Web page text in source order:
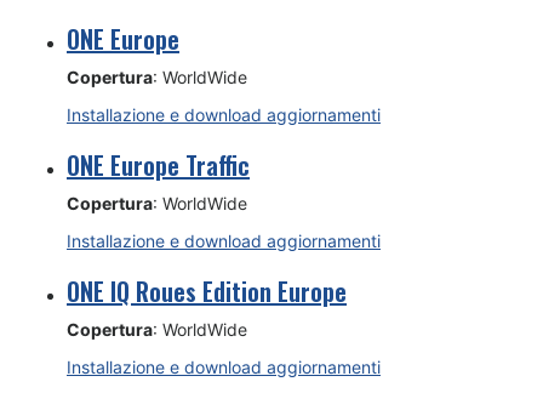
ONE Europe
Copertura: WorldWide
Installazione e download aggiornamenti
ONE Europe Traffic
Copertura: WorldWide
Installazione e download aggiornamenti
ONE IQ Roues Edition Europe
Copertura: WorldWide
Installazione e download aggiornamenti